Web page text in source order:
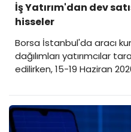
İş Yatırım'dan dev
hisseler
Borsa İstanbul'da aracı
dağılımları yatırımcılar
edilirken, 15-19 Haziran
fazla alım ve satış